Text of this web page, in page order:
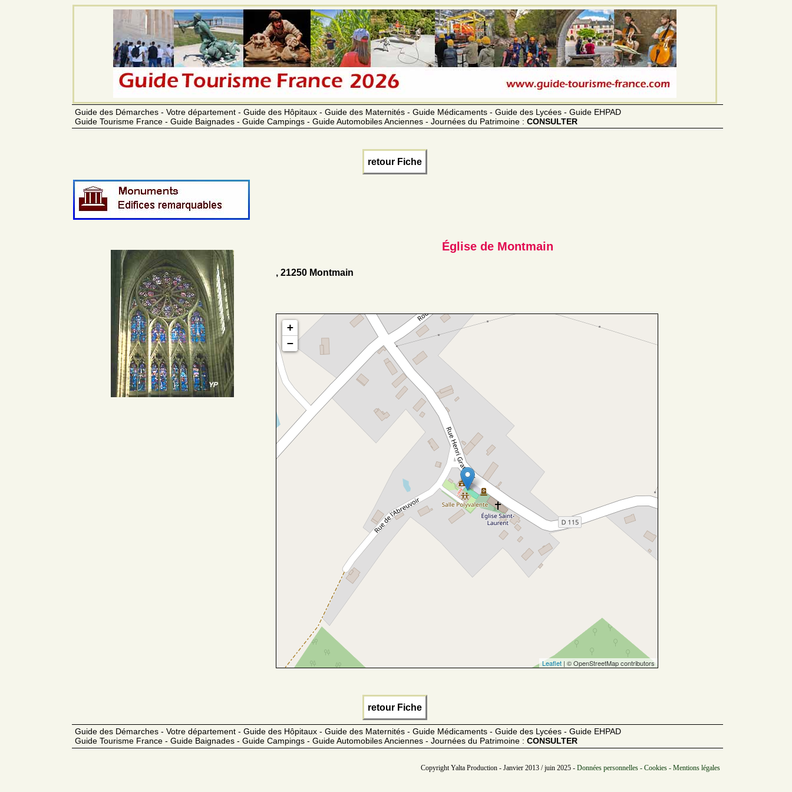
Guide des Démarches - Votre département - Guide des Hôpitaux - Guide des Maternités - Guide Médicaments - Guide des Lycées - Guide EHPAD
Guide Tourisme France - Guide Baignades - Guide Campings - Guide Automobiles Anciennes - Journées du Patrimoine : CONSULTER
retour Fiche
Église de Montmain
, 21250 Montmain
+
−
Leaflet| © OpenStreetMap contributors
retour Fiche
Guide des Démarches - Votre département - Guide des Hôpitaux - Guide des Maternités - Guide Médicaments - Guide des Lycées - Guide EHPAD
Guide Tourisme France - Guide Baignades - Guide Campings - Guide Automobiles Anciennes - Journées du Patrimoine : CONSULTER
Copyright Yalta Production - Janvier 2013 / juin 2025 - Données personnelles - Cookies - Mentions légales